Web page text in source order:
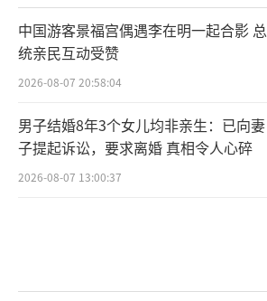
中国游客景福宫偶遇李在明一起合影 总
统亲民互动受赞
2026-08-07 20:58:04
男子结婚8年3个女儿均非亲生：已向妻
子提起诉讼，要求离婚 真相令人心碎
2026-08-07 13:00:37